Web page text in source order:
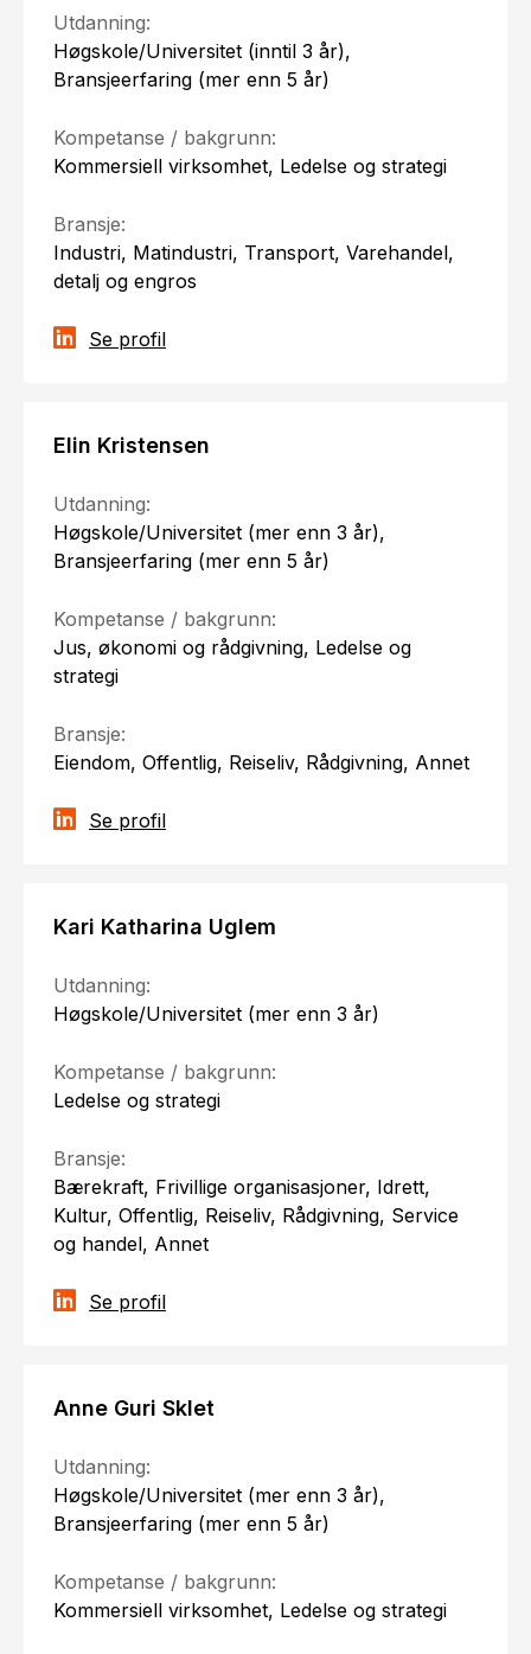
Utdanning:
Høgskole/Universitet (inntil 3 år),
Bransjeerfaring (mer enn 5 år)
Kompetanse / bakgrunn:
Kommersiell virksomhet, Ledelse og strategi
Bransje:
Industri, Matindustri, Transport, Varehandel,
detalj og engros
Se profil
Elin Kristensen
Utdanning:
Høgskole/Universitet (mer enn 3 år),
Bransjeerfaring (mer enn 5 år)
Kompetanse / bakgrunn:
Jus, økonomi og rådgivning, Ledelse og
strategi
Bransje:
Eiendom, Offentlig, Reiseliv, Rådgivning, Annet
Se profil
Kari Katharina Uglem
Utdanning:
Høgskole/Universitet (mer enn 3 år)
Kompetanse / bakgrunn:
Ledelse og strategi
Bransje:
Bærekraft, Frivillige organisasjoner, Idrett,
Kultur, Offentlig, Reiseliv, Rådgivning, Service
og handel, Annet
Se profil
Anne Guri Sklet
Utdanning:
Høgskole/Universitet (mer enn 3 år),
Bransjeerfaring (mer enn 5 år)
Kompetanse / bakgrunn:
Kommersiell virksomhet, Ledelse og strategi